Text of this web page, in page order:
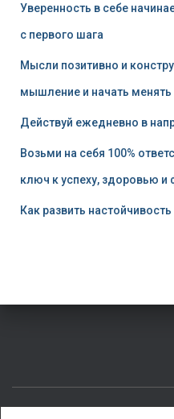
Уверенность в себе
с первого шага
Мысли позитивно и
мышление и начать
Действуй ежедневно в
Возьми на себя 100%
ключ к успеху, здоровью
Как развить